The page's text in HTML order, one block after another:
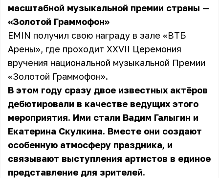
масштабной музыкальной премии страны —
«Золотой Граммофон»
EMIN получил свою награду в зале «ВТБ
Арены», где проходит XXVII Церемония
вручения национальной музыкальной Премии
«Золотой Граммофон».
В этом году сразу двое известных актёров
дебютировали в качестве ведущих этого
мероприятия. Ими стали Вадим Галыгин и
Екатерина Скулкина. Вместе они создают
особенную атмосферу праздника, и
связывают выступления артистов в единое
представление для зрителей.